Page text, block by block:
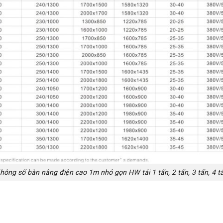
số bàn nâng điện cao 1m nhỏ gọn HW tải 1 tấn, 2 tấn, 3 tấn, 4